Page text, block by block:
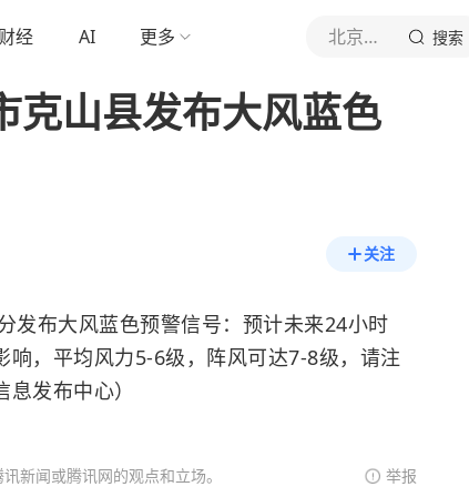
财经 AI 更多 北京青年报官网 搜索
克山县发布大风蓝色
关注
发布大风蓝色预警信号：预计未来24小时
，平均风力5-6级，阵风可达7-8级，请注
发布中心）
新闻或腾讯网的观点和立场。 举报